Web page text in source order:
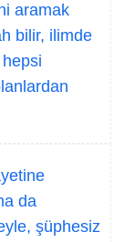
aramak
bilir, ilimde
da
şüphesiz